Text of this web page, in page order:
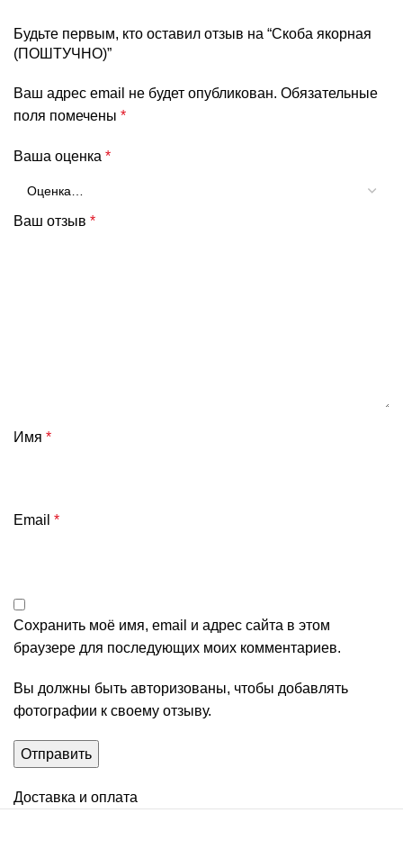
Будьте первым, кто оставил отзыв на “Скоба якорная
(ПОШТУЧНО)”
Ваш адрес email не будет опубликован. Обязательные
поля помечены *
Ваша оценка *
Ваш отзыв *
Имя *
Email *
Сохранить моё имя, email и адрес сайта в этом
браузере для последующих моих комментариев.
Вы должны быть авторизованы, чтобы добавлять
фотографии к своему отзыву.
Доставка и оплата